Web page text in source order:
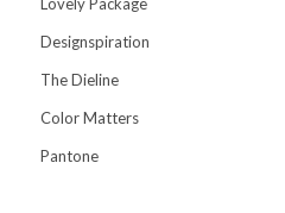
Designspiration
The Dieline
Color Matters
Pantone